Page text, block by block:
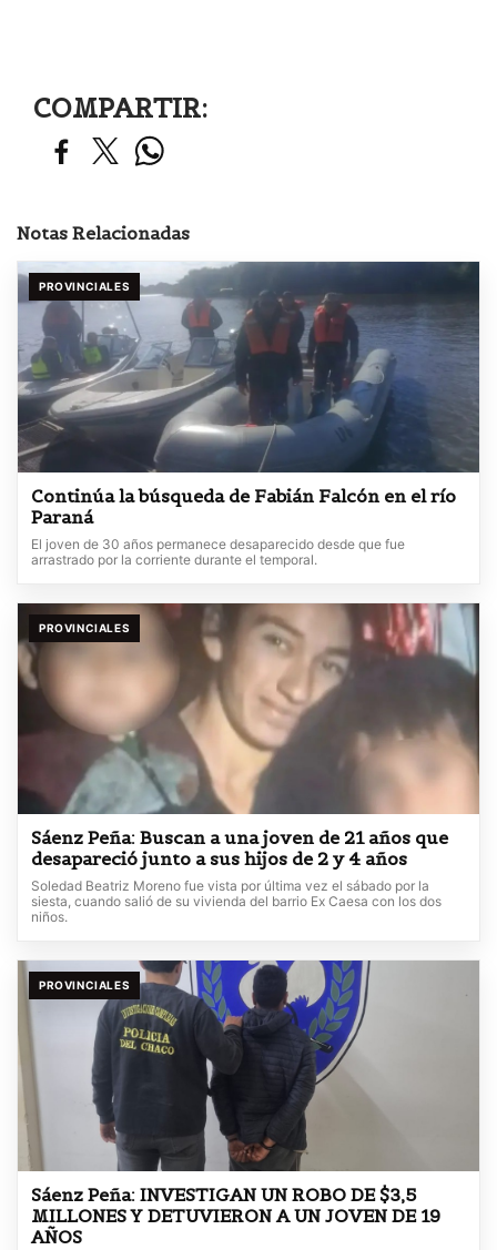
COMPARTIR:
Notas Relacionadas
PROVINCIALES
Continúa la búsqueda de Fabián Falcón en el río
Paraná
El joven de 30 años permanece desaparecido desde que fue
arrastrado por la corriente durante el temporal.
PROVINCIALES
Sáenz Peña: Buscan a una joven de 21 años que
desapareció junto a sus hijos de 2 y 4 años
Soledad Beatriz Moreno fue vista por última vez el sábado por la
siesta, cuando salió de su vivienda del barrio Ex Caesa con los dos
niños.
PROVINCIALES
Sáenz Peña: INVESTIGAN UN ROBO DE $3,5
MILLONES Y DETUVIERON A UN JOVEN DE 19
AÑOS